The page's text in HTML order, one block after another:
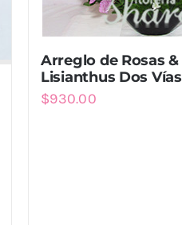
Arreglo de Rosas &
Lisianthus Dos Vías
$930.00